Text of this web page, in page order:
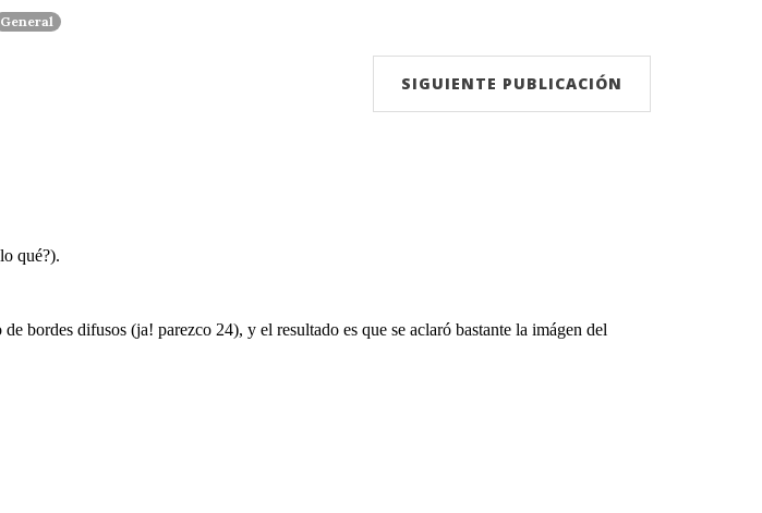
General
SIGUIENTE PUBLICACIÓN